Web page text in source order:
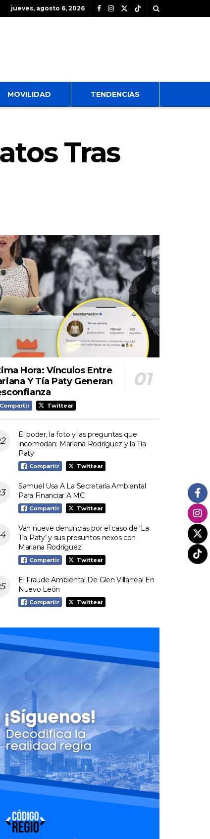
jueves, agosto 6, 2026
MOVILIDAD TENDENCIAS
Tras
Hora: Vínculos Entre
Y Tía Paty Generan
Compartir Twittear
El poder, la foto y las preguntas que
incomodan: Mariana Rodríguez y la Tía
Paty
Compartir Twittear
Samuel Usa A La Secretaría Ambiental
Para Financiar A MC
Compartir Twittear
Van nueve denuncias por el caso de ‘La
Tía Paty’ y sus presuntos nexos con
Mariana Rodríguez
Compartir Twittear
El Fraude Ambiental De Glen Villarreal En
Nuevo León
Compartir Twittear